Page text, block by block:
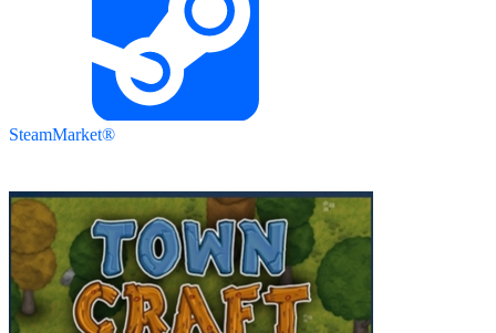
SteamMarket®